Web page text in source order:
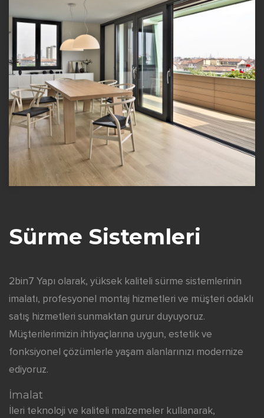
Sürme Sistemleri
2bin7 Yapı olarak, yüksek kaliteli sürme sistemlerinin
imalatı, profesyonel montaj hizmetleri ve müşteri odaklı
satış hizmetleri sunmaktan gurur duyuyoruz.
Müşterilerimizin ihtiyaçlarına uygun, estetik ve
fonksiyonel çözümlerle yaşam alanlarınızı modernize
ediyoruz.
İmalat
İleri teknoloji ve kaliteli malzemeler kullanarak,